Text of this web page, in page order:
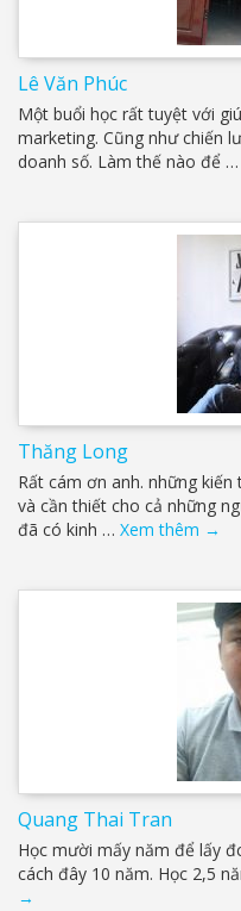
Lê Văn Phúc
Một buổi học rất tuyệt với
marketing. Cũng như chiến
doanh số. Làm thế nào để …
Thăng Long
Rất cám ơn anh. những
và cần thiết cho cả những
đã có kinh … Xem thêm →
Quang Thai Tran
Học mười mấy năm để lấy
cách đây 10 năm. Học 2,5
→